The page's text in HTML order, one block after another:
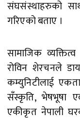
संघसंस्थाहरुको
गरिएको बताए ।
सामाजिक
रोविन शेरचनले
कम्युनिटीलाई
सँस्कृति, भेषभूषा
एकीकृत नेपाली